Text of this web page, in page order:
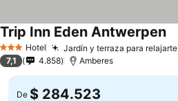
3 Estrellas
Hotel Jardín y terraza para relajarte
Trip Inn Eden Antwerpen
7,1 4.858 Amberes
De $ 284.523